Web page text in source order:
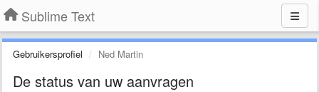
Sublime Text
Gebruikersprofiel Ned Martin
De status van uw aanvragen